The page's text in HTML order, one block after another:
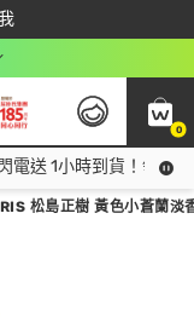
0
電送 1小時到貨！領神
松島正樹 黃色小蒼蘭淡